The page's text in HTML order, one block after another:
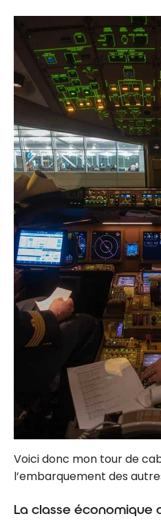
Voici donc mon tour de
l’embarquement des
La classe économique